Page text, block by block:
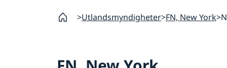
Utlandsmyndigheter FN, New York